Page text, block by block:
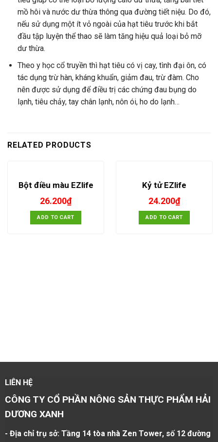
mồ hôi và nước dư thừa thông qua đường tiết niệu. Do đó,
nếu sử dụng một ít vỏ ngoài của hạt tiêu trước khi bắt
đầu tập luyện thể thao sẽ làm tăng hiệu quả loại bỏ mỡ
dư thừa.
Theo y học cổ truyền thì hạt tiêu có vị cay, tình đại ôn, có
tác dụng trừ hàn, kháng khuẩn, giảm đau, trừ đàm. Cho
nên được sử dụng để điều trị các chứng đau bụng do
lạnh, tiêu chảy, tay chân lạnh, nôn ói, ho do lạnh…
RELATED PRODUCTS
Bột điều màu EZlife
26.200₫
ADD TO CART
Kỷ tử EZlife
24.200₫
ADD TO CART
LIÊN HỆ
CÔNG TY CỔ PHẦN NÔNG SẢN THỰC PHẨM HẢI
DƯƠNG XANH
- Địa chỉ trụ sở: Tầng 14 tòa nhà Zen Tower, số 12 đường